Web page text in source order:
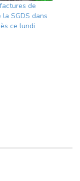
de
SGDS dans
ce lundi